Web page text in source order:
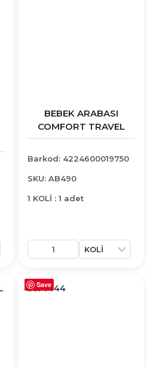
BEBEK ARABASI
COMFORT TRAVEL
Barkod: 4224600019750
SKU: AB490
1 KOLİ : 1 adet
Save